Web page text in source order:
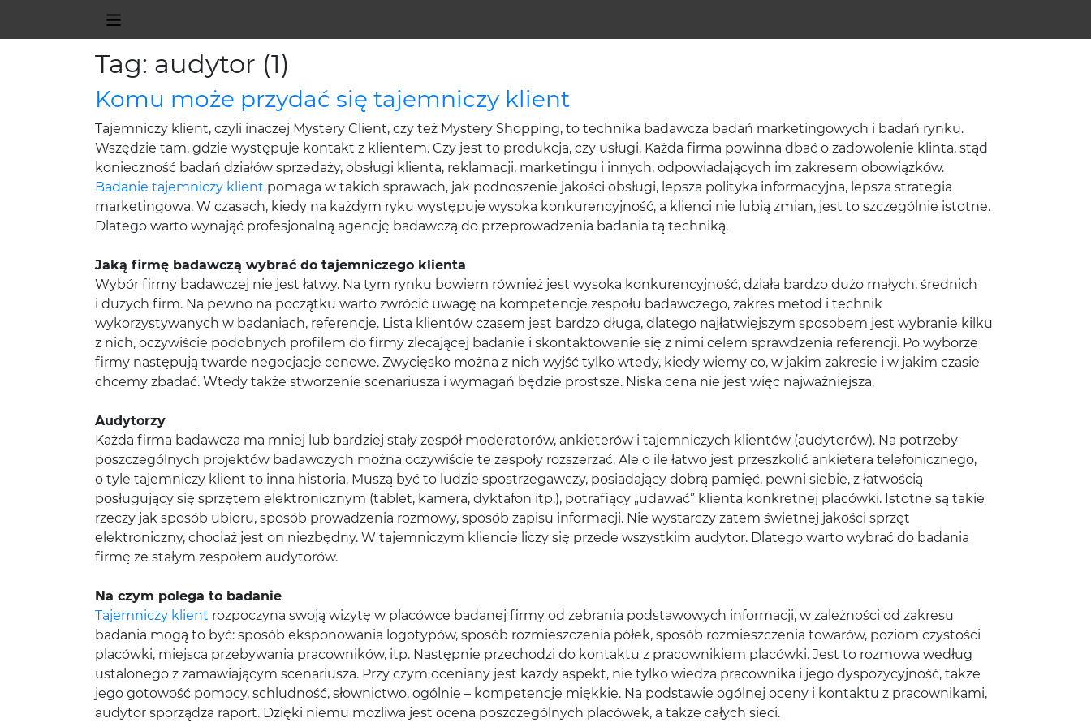
Tag: audytor (1)
Komu może przydać się tajemniczy klient
Tajemniczy klient, czyli inaczej Mystery Client, czy też Mystery Shopping, to technika badawcza badań marketingowych i badań rynku.
Wszędzie tam, gdzie występuje kontakt z klientem. Czy jest to produkcja, czy usługi. Każda firma powinna dbać o zadowolenie klinta, stąd
konieczność badań działów sprzedaży, obsługi klienta, reklamacji, marketingu i innych, odpowiadających im zakresem obowiązków.
Badanie tajemniczy klient pomaga w takich sprawach, jak podnoszenie jakości obsługi, lepsza polityka informacyjna, lepsza strategia
marketingowa. W czasach, kiedy na każdym ryku występuje wysoka konkurencyjność, a klienci nie lubią zmian, jest to szczególnie istotne.
Dlatego warto wynająć profesjonalną agencję badawczą do przeprowadzenia badania tą techniką.
Jaką firmę badawczą wybrać do tajemniczego klienta
Wybór firmy badawczej nie jest łatwy. Na tym rynku bowiem również jest wysoka konkurencyjność, działa bardzo dużo małych, średnich
i dużych firm. Na pewno na początku warto zwrócić uwagę na kompetencje zespołu badawczego, zakres metod i technik
wykorzystywanych w badaniach, referencje. Lista klientów czasem jest bardzo długa, dlatego najłatwiejszym sposobem jest wybranie kilku
z nich, oczywiście podobnych profilem do firmy zlecającej badanie i skontaktowanie się z nimi celem sprawdzenia referencji. Po wyborze
firmy następują twarde negocjacje cenowe. Zwycięsko można z nich wyjść tylko wtedy, kiedy wiemy co, w jakim zakresie i w jakim czasie
chcemy zbadać. Wtedy także stworzenie scenariusza i wymagań będzie prostsze. Niska cena nie jest więc najważniejsza.
Audytorzy
Każda firma badawcza ma mniej lub bardziej stały zespół moderatorów, ankieterów i tajemniczych klientów (audytorów). Na potrzeby
poszczególnych projektów badawczych można oczywiście te zespoły rozszerzać. Ale o ile łatwo jest przeszkolić ankietera telefonicznego,
o tyle tajemniczy klient to inna historia. Muszą być to ludzie spostrzegawczy, posiadający dobrą pamięć, pewni siebie, z łatwością
posługujący się sprzętem elektronicznym (tablet, kamera, dyktafon itp.), potrafiący „udawać” klienta konkretnej placówki. Istotne są takie
rzeczy jak sposób ubioru, sposób prowadzenia rozmowy, sposób zapisu informacji. Nie wystarczy zatem świetnej jakości sprzęt
elektroniczny, chociaż jest on niezbędny. W tajemniczym kliencie liczy się przede wszystkim audytor. Dlatego warto wybrać do badania
firmę ze stałym zespołem audytorów.
Na czym polega to badanie
Tajemniczy klient rozpoczyna swoją wizytę w placówce badanej firmy od zebrania podstawowych informacji, w zależności od zakresu
badania mogą to być: sposób eksponowania logotypów, sposób rozmieszczenia półek, sposób rozmieszczenia towarów, poziom czystości
placówki, miejsca przebywania pracowników, itp. Następnie przechodzi do kontaktu z pracownikiem placówki. Jest to rozmowa według
ustalonego z zamawiającym scenariusza. Przy czym oceniany jest każdy aspekt, nie tylko wiedza pracownika i jego dyspozycyjność, także
jego gotowość pomocy, schludność, słownictwo, ogólnie – kompetencje miękkie. Na podstawie ogólnej oceny i kontaktu z pracownikami,
audytor sporządza raport. Dzięki niemu możliwa jest ocena poszczególnych placówek, a także całych sieci.